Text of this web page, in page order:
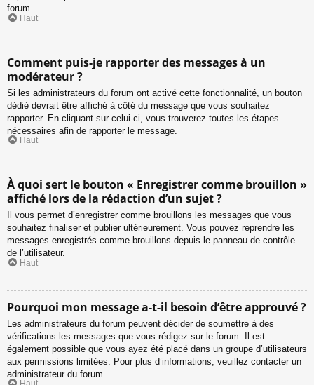
forum.
Haut
Comment puis-je rapporter des messages à un
modérateur ?
Si les administrateurs du forum ont activé cette fonctionnalité, un bouton
dédié devrait être affiché à côté du message que vous souhaitez
rapporter. En cliquant sur celui-ci, vous trouverez toutes les étapes
nécessaires afin de rapporter le message.
Haut
À quoi sert le bouton « Enregistrer comme brouillon »
affiché lors de la rédaction d’un sujet ?
Il vous permet d’enregistrer comme brouillons les messages que vous
souhaitez finaliser et publier ultérieurement. Vous pouvez reprendre les
messages enregistrés comme brouillons depuis le panneau de contrôle
de l’utilisateur.
Haut
Pourquoi mon message a-t-il besoin d’être approuvé ?
Les administrateurs du forum peuvent décider de soumettre à des
vérifications les messages que vous rédigez sur le forum. Il est
également possible que vous ayez été placé dans un groupe d’utilisateurs
aux permissions limitées. Pour plus d’informations, veuillez contacter un
administrateur du forum.